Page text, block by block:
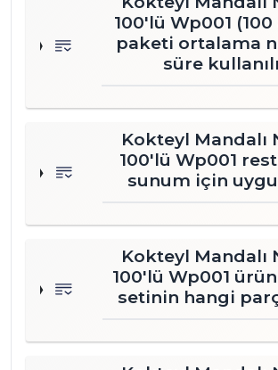
100'lü Wp001
paketi ortalama
süre
Kokteyl Mandalı
100'lü Wp001
sunum için
Kokteyl Mandalı
100'lü Wp001
setinin hangi